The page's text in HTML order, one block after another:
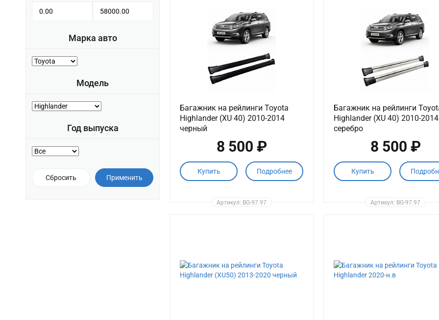
Марка авто
Модель
Год выпуска
Сбросить Применить
Багажник на рейлинги Toyota
Highlander (XU 40) 2010-2014
черный
8 500 ₽
Купить Подробнее
Артикул: BG-97.97
Багажник на рейлинги
Highlander (XU 40) 2010-2014
серебро
8 500 ₽
Купить
Артикул: BG-97.97